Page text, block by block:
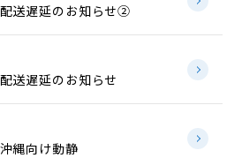
送遅延のお知らせ②
送遅延のお知らせ
縄向け動静